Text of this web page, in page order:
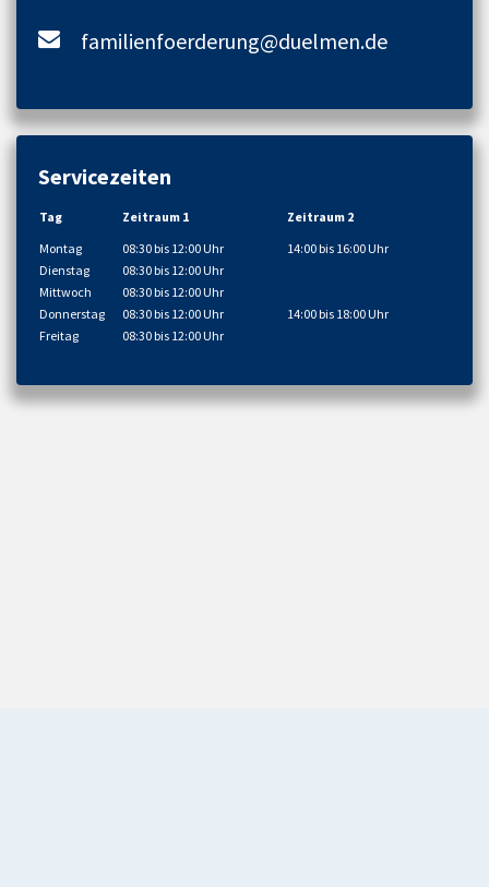
familienfoerderung@duelmen.de
Servicezeiten
Tag Zeitraum 1
Zeitraum 2
Montag
08:30 bis 12:00 Uhr
14:00 bis 16:00 Uhr
Dienstag
08:30 bis 12:00 Uhr
Mittwoch
08:30 bis 12:00 Uhr
Donnerstag
08:30 bis 12:00 Uhr
14:00 bis 18:00 Uhr
Freitag
08:30 bis 12:00 Uhr